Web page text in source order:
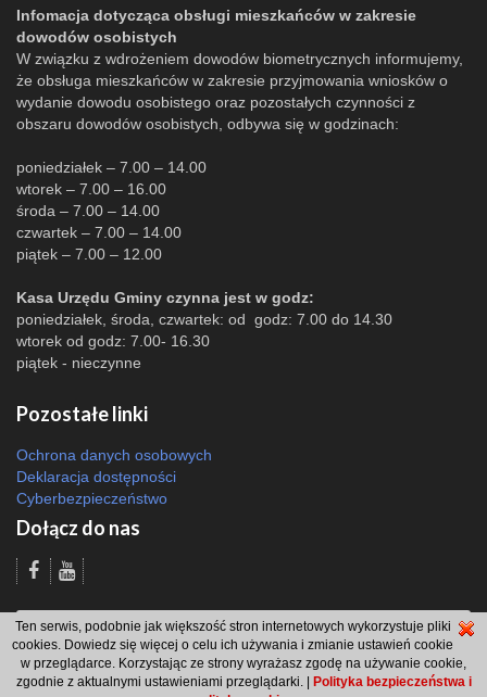
Infomacja dotycząca obsługi mieszkańców w zakresie
dowodów osobistych
W związku z wdrożeniem dowodów biometrycznych informujemy,
że obsługa mieszkańców w zakresie przyjmowania wniosków o
wydanie dowodu osobistego oraz pozostałych czynności z
obszaru dowodów osobistych, odbywa się w godzinach:
poniedziałek – 7.00 – 14.00
wtorek – 7.00 – 16.00
środa – 7.00 – 14.00
czwartek – 7.00 – 14.00
piątek – 7.00 – 12.00
Kasa Urzędu Gminy czynna jest w godz:
poniedziałek, środa, czwartek: od godz: 7.00 do 14.30
wtorek od godz: 7.00- 16.30
piątek - nieczynne
Pozostałe linki
Ochrona danych osobowych
Deklaracja dostępności
Cyberbezpieczeństwo
Dołącz do nas
Odsłon: 2914 | |Polityka bezpieczeństwa i polityka cookies|Redakcja|2007
- 2026 © Gmina Brzeszcze
projekt: Wdesk
Ten serwis, podobnie jak większość stron internetowych wykorzystuje pliki
cookies. Dowiedz się więcej o celu ich używania i zmianie ustawień cookie
w przeglądarce. Korzystając ze strony wyrażasz zgodę na używanie cookie,
zgodnie z aktualnymi ustawieniami przeglądarki. |
Polityka bezpieczeństwa i